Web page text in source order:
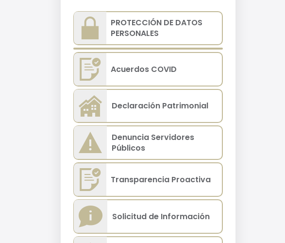
PROTECCIÓN DE DATOS
PERSONALES
Acuerdos COVID
Declaración Patrimonial
Denuncia Servidores
Públicos
Transparencia Proactiva
Solicitud de Información